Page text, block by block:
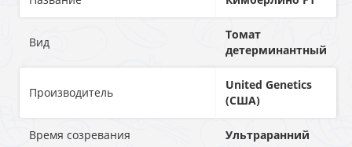
Вид
Томат
детерминантный
Производитель
United Genetics
(США)
Время созревания Ультраранний